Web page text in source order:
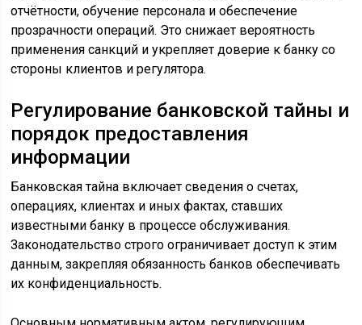
отчётности, обучение персонала и обеспечение
прозрачности операций. Это снижает вероятность
применения санкций и укрепляет доверие к банку со
стороны клиентов и регулятора.
Регулирование банковской тайны и
порядок предоставления
информации
Банковская тайна включает сведения о счетах,
операциях, клиентах и иных фактах, ставших
известными банку в процессе обслуживания.
Законодательство строго ограничивает доступ к этим
данным, закрепляя обязанность банков обеспечивать
их конфиденциальность.